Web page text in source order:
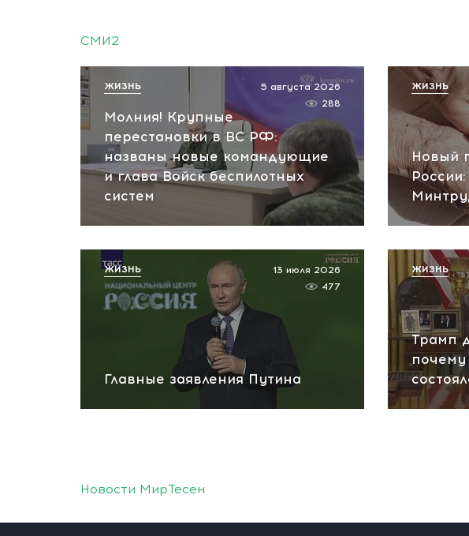
СМИ2
Молния! Крупные
перестановки в ВС РФ:
названы новые командующие
и глава Войск беспилотных
систем
5 августа 2026
288
ЖИЗНЬ
Новый
ЖИЗНЬ
Главные заявления Путина
13 июля 2026
477
ЖИЗНЬ
Трамп
почему
ЖИЗНЬ
Новости МирТесен